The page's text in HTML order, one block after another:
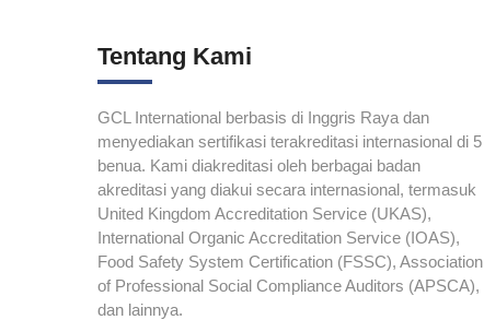
Tentang Kami
GCL International berbasis di Inggris Raya dan
menyediakan sertifikasi terakreditasi internasional di 5
benua. Kami diakreditasi oleh berbagai badan
akreditasi yang diakui secara internasional, termasuk
United Kingdom Accreditation Service (UKAS),
International Organic Accreditation Service (IOAS),
Food Safety System Certification (FSSC), Association
of Professional Social Compliance Auditors (APSCA),
dan lainnya.